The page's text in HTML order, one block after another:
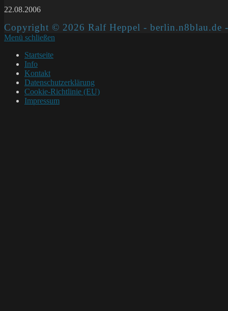
22.08.2006
Copyright © 2026 Ralf Heppel - berlin.n8blau.de
Menü schließen
Startseite
Info
Kontakt
Datenschutzerklärung
Cookie-Richtlinie (EU)
Impressum